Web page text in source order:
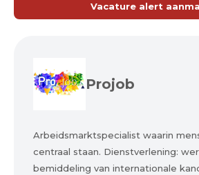
Vacature alert
Projob
Arbeidsmarktspecialist waarin
centraal staan. Dienstverlening:
bemiddeling van internationale